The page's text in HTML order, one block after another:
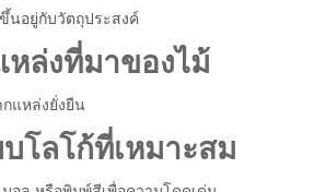
ขึ้นอยู่กับวัตถุประสงค์
หล่งที่มาของไม้
กแหล่งยั่งยืน
โลโก้ที่เหมาะสม